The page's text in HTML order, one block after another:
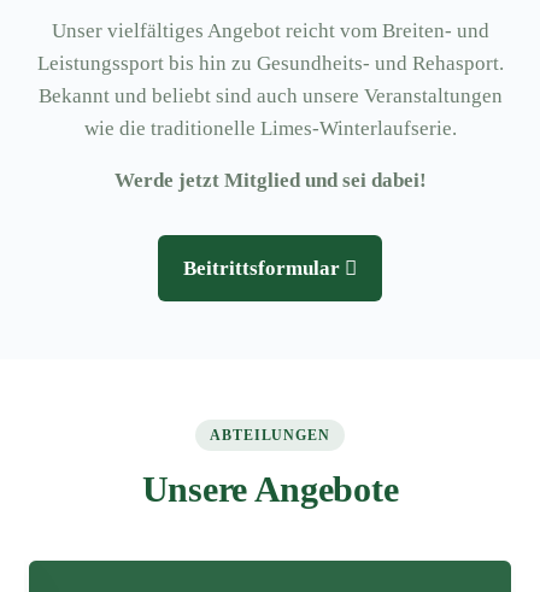
Unser vielfältiges Angebot reicht vom Breiten- und
Leistungssport bis hin zu Gesundheits- und Rehasport.
Bekannt und beliebt sind auch unsere Veranstaltungen
wie die traditionelle Limes-Winterlaufserie.
Werde jetzt Mitglied und sei dabei!
Beitrittsformular
ABTEILUNGEN
Unsere Angebote